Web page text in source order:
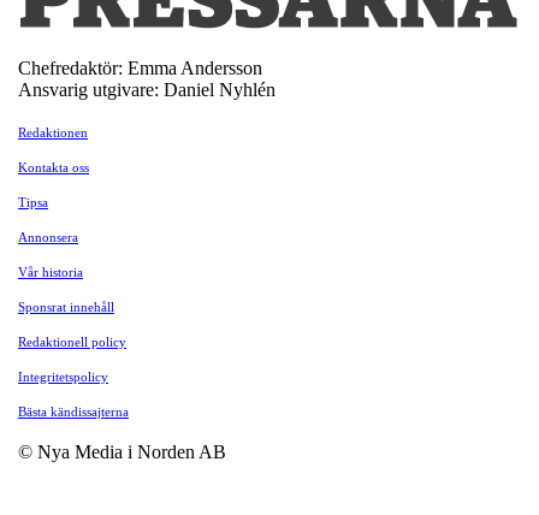
Chefredaktör: Emma Andersson
Ansvarig utgivare: Daniel Nyhlén
Redaktionen
Kontakta oss
Tipsa
Annonsera
Vår historia
Sponsrat innehåll
Redaktionell policy
Integritetspolicy
Bästa kändissajterna
© Nya Media i Norden AB